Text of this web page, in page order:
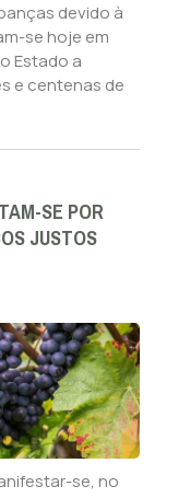
devido à
se hoje em
Estado a
e centenas de
SE POR
JUSTOS
se, no